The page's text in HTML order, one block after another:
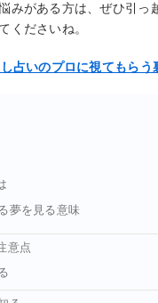
みがある方は、ぜひ引っ
くださいね。
占いのプロに視てもらう
夢を見る意味
意点